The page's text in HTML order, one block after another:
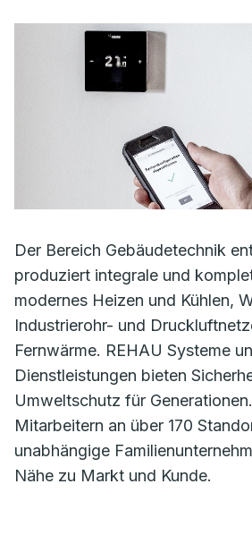
Der Bereich Gebäudetechnik
produziert integrale und
modernes Heizen und Kühlen,
Industrierohr- und
Fernwärme. REHAU Systeme
Dienstleistungen bieten
Umweltschutz für
Mitarbeitern an über 170
unabhängige
Nähe zu Markt und Kunde.